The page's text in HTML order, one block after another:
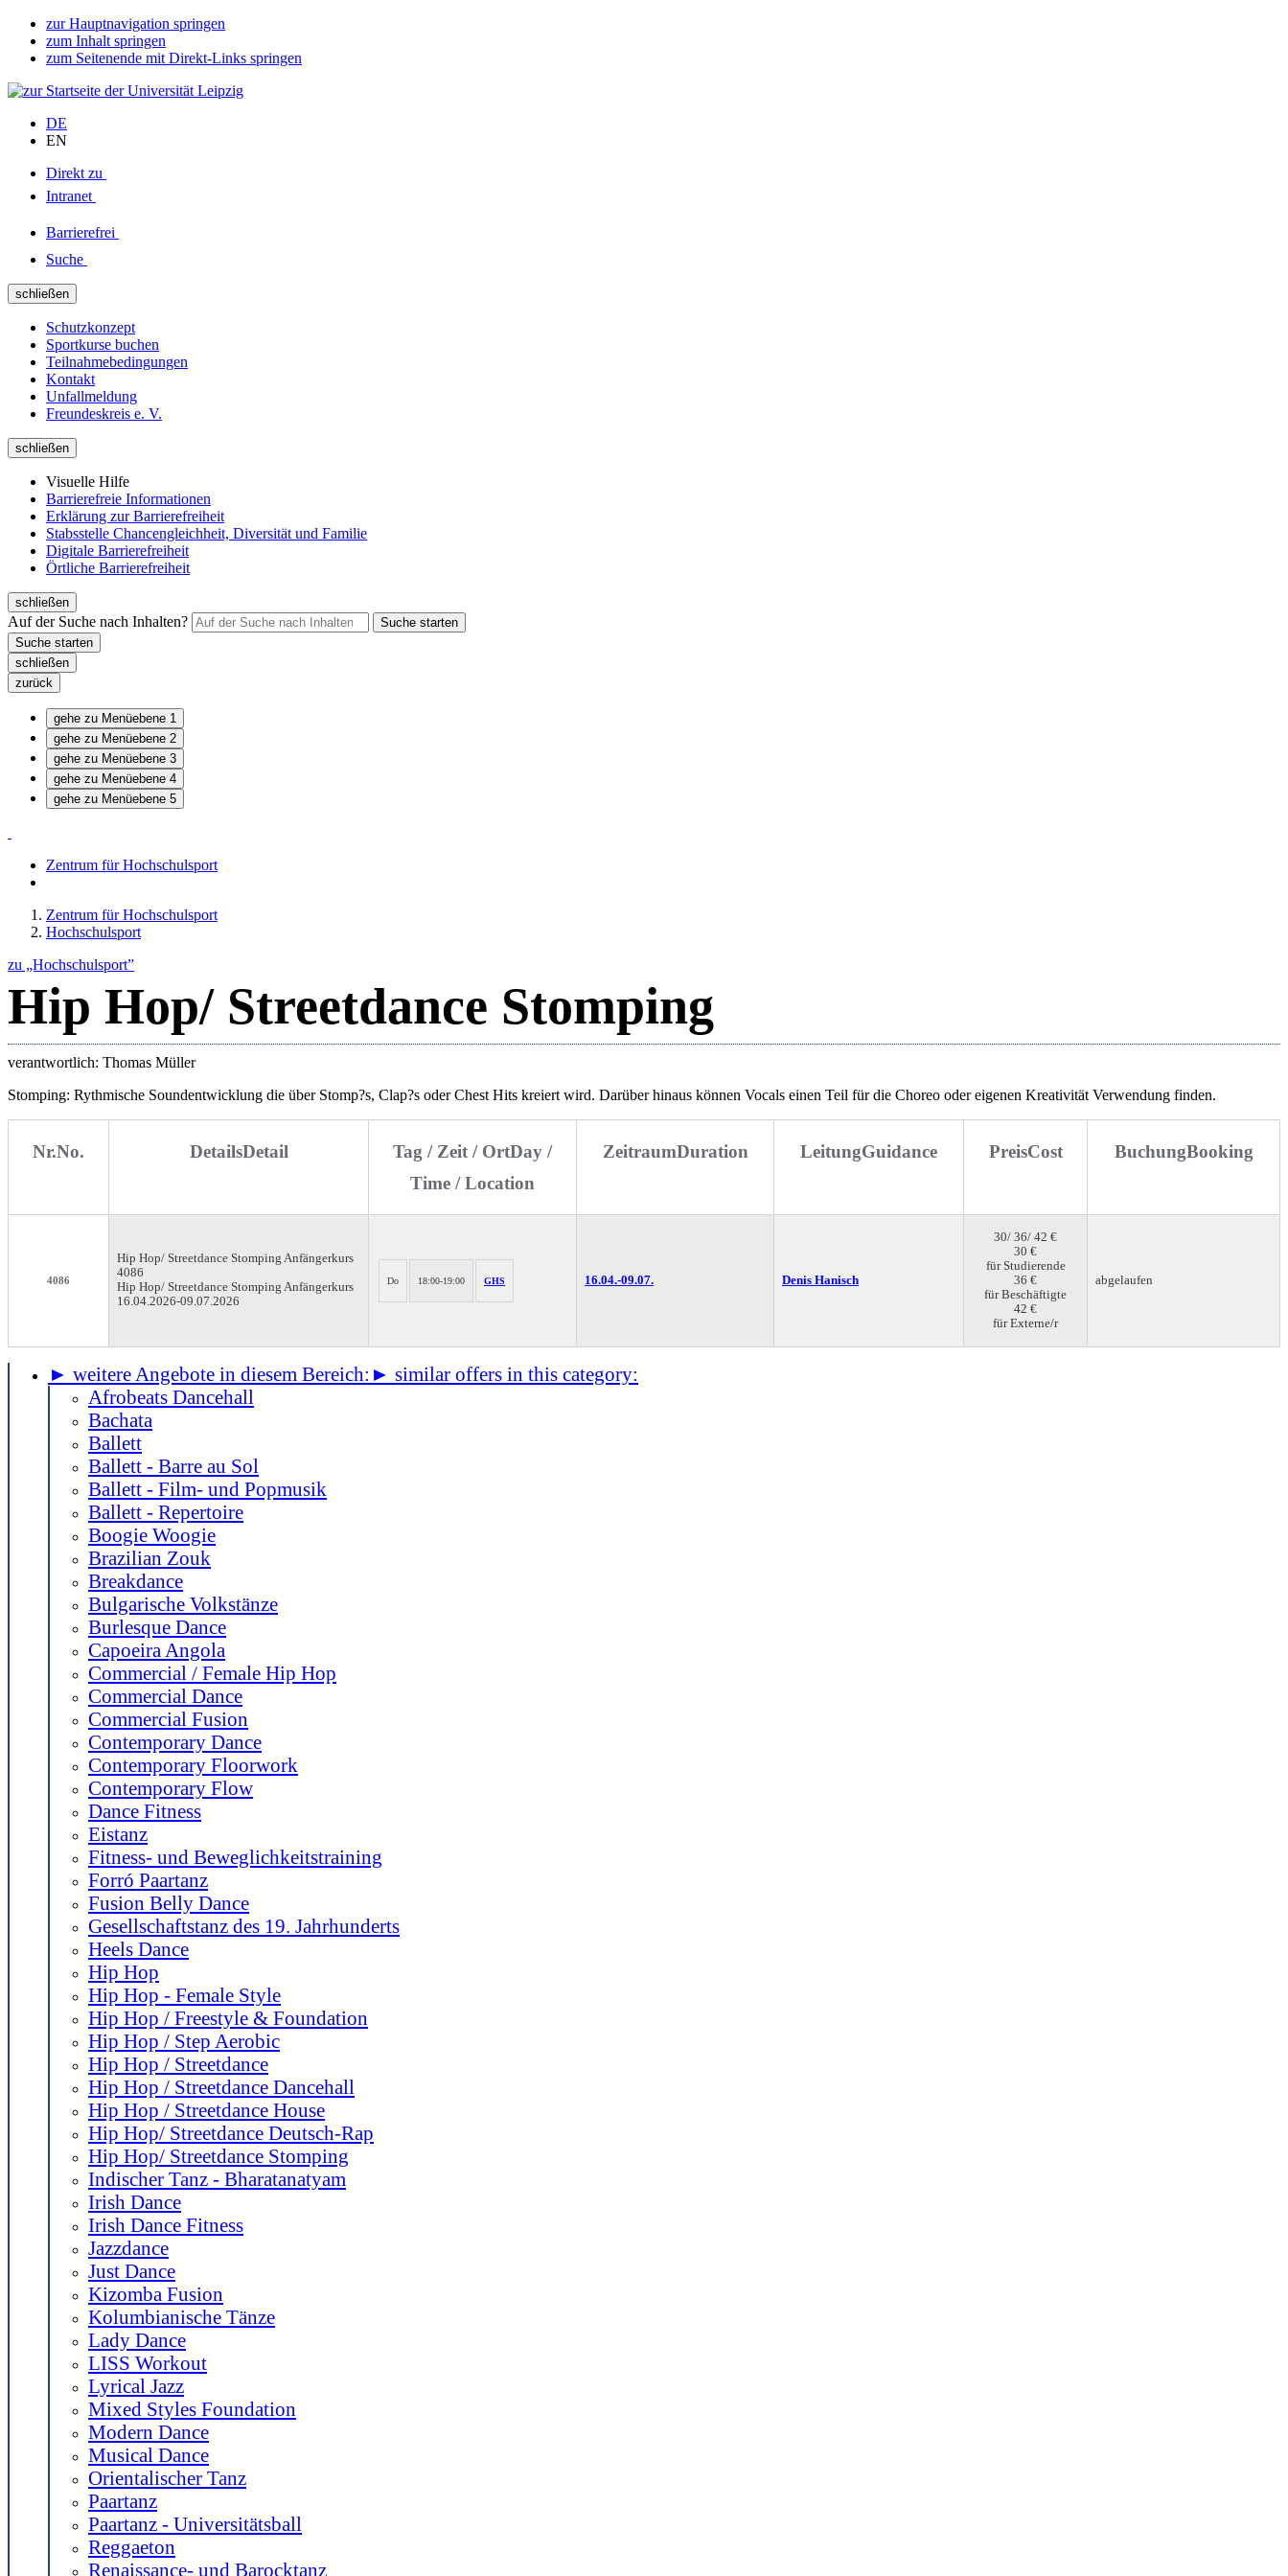
zur Hauptnavigation springen
zum Inhalt springen
zum Seitenende mit Direkt-Links springen
DE
EN
Direkt zu
Intranet
Barrierefrei
Suche
schließen
Schutzkonzept
Sportkurse buchen
Teilnahmebedingungen
Kontakt
Unfallmeldung
Freundeskreis e. V.
schließen
Visuelle Hilfe
Barrierefreie Informationen
Erklärung zur Barrierefreiheit
Stabsstelle Chancengleichheit, Diversität und Familie
Digitale Barrierefreiheit
Örtliche Barrierefreiheit
schließen
Auf der Suche nach Inhalten?
schließen
zurück
gehe zu Menüebene 1
gehe zu Menüebene 2
gehe zu Menüebene 3
gehe zu Menüebene 4
gehe zu Menüebene 5
Zentrum für Hochschulsport
Zentrum für Hochschulsport
Hochschulsport
zu „Hochschulsport”
Hip Hop/ Streetdance Stomping
verantwortlich: Thomas Müller
Stomping: Rythmische Soundentwicklung die über Stomp?s, Clap?s oder Chest Hits kreiert wird. Darüber hinaus können Vocals einen Teil für die Choreo oder eigenen Kreativität Verwendung finden.
Nr.No. DetailsDetail Tag / Zeit / OrtDay /
Time / Location
ZeitraumDuration LeitungGuidance PreisCost BuchungBooking
4086
Hip Hop/ Streetdance Stomping Anfängerkurs
4086
Hip Hop/ Streetdance Stomping Anfängerkurs
16.04.2026-09.07.2026
Do 18:00-19:00 GHS 16.04.-09.07. Denis Hanisch
30/ 36/ 42 €
30 €
für Studierende
36 €
für Beschäftigte
42 €
für Externe/r
abgelaufen
► weitere Angebote in diesem Bereich: ► similar offers in this category:
Afrobeats Dancehall
Bachata
Ballett
Ballett - Barre au Sol
Ballett - Film- und Popmusik
Ballett - Repertoire
Boogie Woogie
Brazilian Zouk
Breakdance
Bulgarische Volkstänze
Burlesque Dance
Capoeira Angola
Commercial / Female Hip Hop
Commercial Dance
Commercial Fusion
Contemporary Dance
Contemporary Floorwork
Contemporary Flow
Dance Fitness
Eistanz
Fitness- und Beweglichkeitstraining
Forró Paartanz
Fusion Belly Dance
Gesellschaftstanz des 19. Jahrhunderts
Heels Dance
Hip Hop
Hip Hop - Female Style
Hip Hop / Freestyle & Foundation
Hip Hop / Step Aerobic
Hip Hop / Streetdance
Hip Hop / Streetdance Dancehall
Hip Hop / Streetdance House
Hip Hop/ Streetdance Deutsch-Rap
Hip Hop/ Streetdance Stomping
Indischer Tanz - Bharatanatyam
Irish Dance
Irish Dance Fitness
Jazzdance
Just Dance
Kizomba Fusion
Kolumbianische Tänze
Lady Dance
LISS Workout
Lyrical Jazz
Mixed Styles Foundation
Modern Dance
Musical Dance
Orientalischer Tanz
Paartanz
Paartanz - Universitätsball
Reggaeton
Renaissance- und Barocktanz